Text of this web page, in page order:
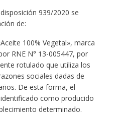
939/2020 se
de:
100% Vegetal», marca
RNE N° 13-005447, por
rotulado que utiliza los
sociales dadas de
De esta forma, el
como producido
determinado.